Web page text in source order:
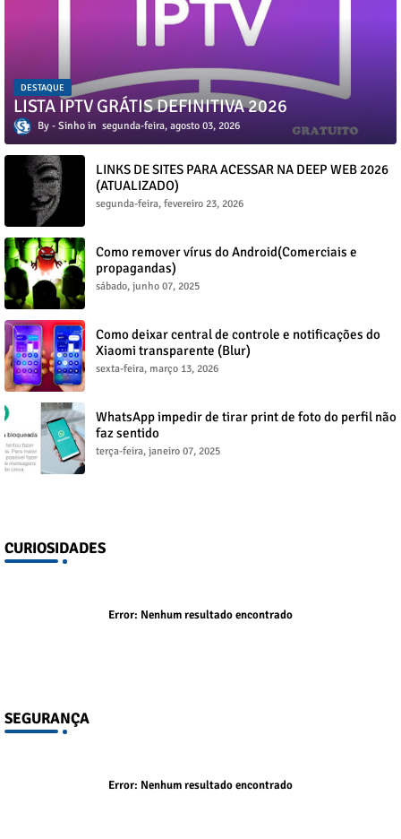
DESTAQUE
LISTA IPTV GRÁTIS DEFINITIVA 2026
Sinho segunda-feira, agosto 03, 2026
LINKS DE SITES PARA ACESSAR NA DEEP WEB 2026
(ATUALIZADO)
segunda-feira, fevereiro 23, 2026
Como remover vírus do Android(Comerciais e
propagandas)
sábado, junho 07, 2025
Como deixar central de controle e notificações do
Xiaomi transparente (Blur)
sexta-feira, março 13, 2026
WhatsApp impedir de tirar print de foto do perfil não
faz sentido
terça-feira, janeiro 07, 2025
CURIOSIDADES
Error: Nenhum resultado encontrado
SEGURANÇA
Error: Nenhum resultado encontrado